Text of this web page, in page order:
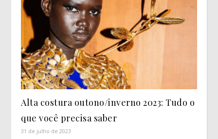
Alta costura outono/inverno 2023: Tudo o
que você precisa saber
31 de julho de 2023